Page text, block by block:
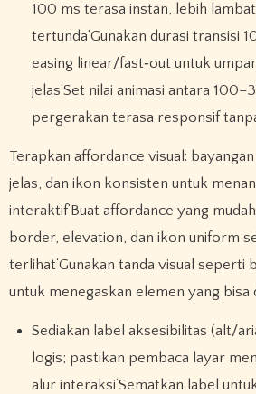
100 ms terasa instan, lebih
tertunda‘Gunakan durasi transisi
easing linear/fast‑out untuk
jelas‘Set nilai animasi antara
pergerakan terasa responsif
Terapkan affordance visual:
jelas, dan ikon konsisten untuk
interaktif‘Buat affordance yang
border, elevation, dan ikon uniform
terlihat‘Gunakan tanda visual seperti
untuk menegaskan elemen yang bisa
Sediakan label aksesibilitas (alt/
logis; pastikan pembaca layar
alur interaksi‘Sematkan label